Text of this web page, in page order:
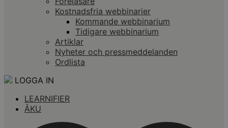
Kostnadsfria webbinarier
Kommande webbinarium
Tidigare webbinarium
Artiklar
Nyheter och pressmeddelanden
Ordlista
LOGGA IN
LEARNIFIER
ÅKU